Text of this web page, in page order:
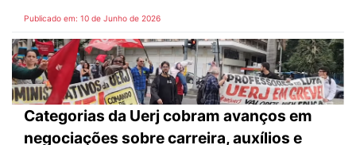
Publicado em: 10 de Junho de 2026
Categorias da Uerj cobram avanços em
negociações sobre carreira, auxílios e